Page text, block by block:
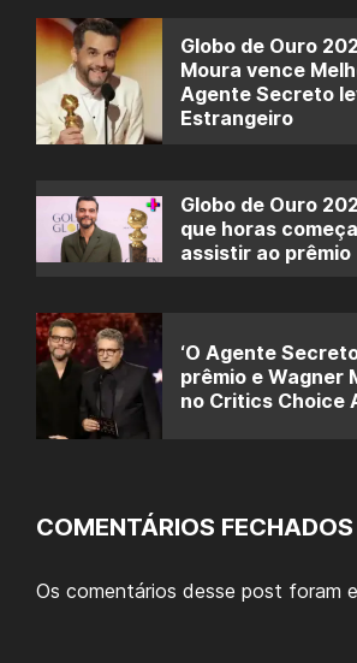
Globo de Ouro
Moura vence
Agente Secreto
Estrangeiro
Globo de Ouro
que horas
assistir ao prêmio
‘O Agente
prêmio e Wagner
no Critics Choice
COMENTÁRIOS FECHADOS
Os comentários desse post foram